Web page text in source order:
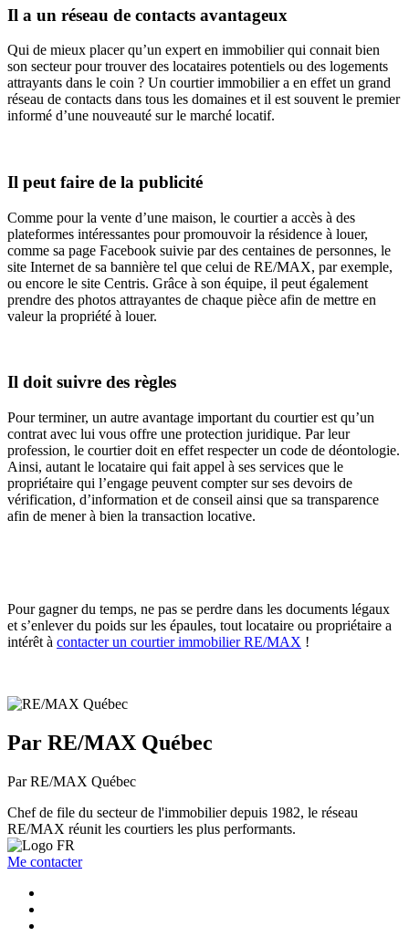
Il a un réseau de contacts avantageux
Qui de mieux placer qu’un expert en immobilier qui connait bien
son secteur pour trouver des locataires potentiels ou des logements
attrayants dans le coin ? Un courtier immobilier a en effet un grand
réseau de contacts dans tous les domaines et il est souvent le premier
informé d’une nouveauté sur le marché locatif.
Il peut faire de la publicité
Comme pour la vente d’une maison, le courtier a accès à des
plateformes intéressantes pour promouvoir la résidence à louer,
comme sa page Facebook suivie par des centaines de personnes, le
site Internet de sa bannière tel que celui de RE/MAX, par exemple,
ou encore le site Centris. Grâce à son équipe, il peut également
prendre des photos attrayantes de chaque pièce afin de mettre en
valeur la propriété à louer.
Il doit suivre des règles
Pour terminer, un autre avantage important du courtier est qu’un
contrat avec lui vous offre une protection juridique. Par leur
profession, le courtier doit en effet respecter un code de déontologie.
Ainsi, autant le locataire qui fait appel à ses services que le
propriétaire qui l’engage peuvent compter sur ses devoirs de
vérification, d’information et de conseil ainsi que sa transparence
afin de mener à bien la transaction locative.
Pour gagner du temps, ne pas se perdre dans les documents légaux
et s’enlever du poids sur les épaules, tout locataire ou propriétaire a
intérêt à contacter un courtier immobilier RE/MAX !
Par RE/MAX Québec
Par RE/MAX Québec
Chef de file du secteur de l'immobilier depuis 1982, le réseau
RE/MAX réunit les courtiers les plus performants.
Me contacter